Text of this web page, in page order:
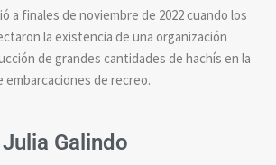
a finales de noviembre de 2022 cuando los
la existencia de una organización
de grandes cantidades de hachís en la
de recreo.
Julia Galindo